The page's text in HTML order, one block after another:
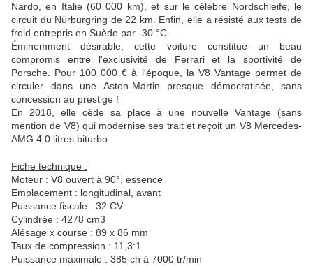
Nardo, en Italie (60 000 km), et sur le célèbre Nordschleife, le
circuit du Nürburgring de 22 km. Enfin, elle a résisté aux tests de
froid entrepris en Suède par -30 °C.
Éminemment désirable, cette voiture constitue un beau
compromis entre l'exclusivité de Ferrari et la sportivité de
Porsche. Pour 100 000 € à l'époque, la V8 Vantage permet de
circuler dans une Aston-Martin presque démocratisée, sans
concession au prestige !
En 2018, elle cède sa place à une nouvelle Vantage (sans
mention de V8) qui modernise ses trait et reçoit un V8 Mercedes-
AMG 4.0 litres biturbo.
Fiche technique :
Moteur : V8 ouvert à 90°, essence
Emplacement : longitudinal, avant
Puissance fiscale : 32 CV
Cylindrée : 4278 cm3
Alésage x course : 89 x 86 mm
Taux de compression : 11,3:1
Puissance maximale : 385 ch à 7000 tr/min